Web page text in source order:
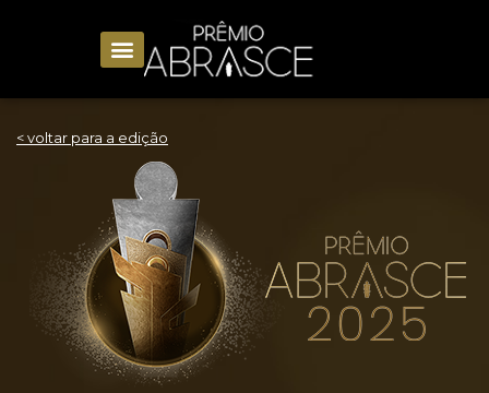
< voltar para a edição